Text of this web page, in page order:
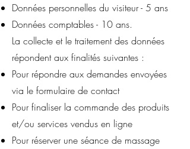
Données personnelles du visiteur - 5 ans
Données comptables - 10 ans.
La collecte et le traitement des données
répondent aux finalités suivantes :
Pour répondre aux demandes envoyées
via le formulaire de contact
Pour finaliser la commande des produits
et/ou services vendus en ligne
Pour réserver une séance de massage